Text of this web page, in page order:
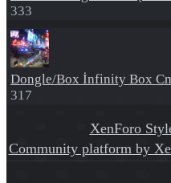
333
Dongle/Box İnfinity Box Cm2
317
XenForo
Community platform by